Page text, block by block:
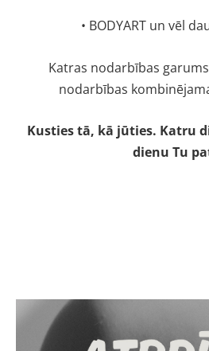
• BODYART un vēl
Katras nodarbības
nodarbības
Kusties tā, kā jūties. Katru
dienu Tu